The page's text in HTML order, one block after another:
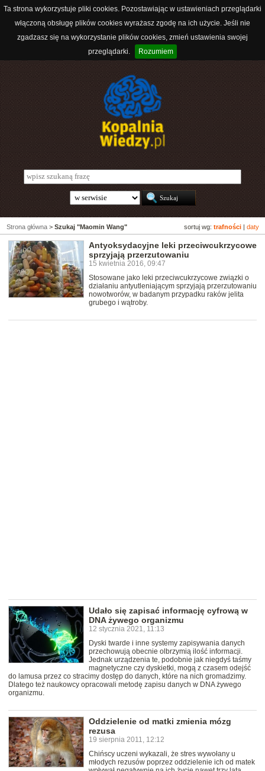
Ta strona wykorzystuje pliki cookies. Pozostawiając w ustawieniach przeglądarki
włączoną obsługę plików cookies wyrażasz zgodę na ich użycie. Jeśli nie
zgadzasz się na wykorzystanie plików cookies, zmień ustawienia swojej
przeglądarki.
Rozumiem
sortuj wg: trafności daty
Strona główna > Szukaj "Maomin Wang"
Antyoksydacyjne leki przeciwcukrzycowe
sprzyjają przerzutowaniu
15 kwietnia 2016, 09:47
Stosowane jako leki przeciwcukrzycowe związki o
działaniu antyutleniającym sprzyjają przerzutowaniu
nowotworów, w badanym przypadku raków jelita
grubego i wątroby.
Udało się zapisać informację cyfrową w
DNA żywego organizmu
12 stycznia 2021, 11:13
Dyski twarde i inne systemy zapisywania danych
przechowują obecnie olbrzymią ilość informacji.
Jednak urządzenia te, podobnie jak niegdyś taśmy
magnetyczne czy dyskietki, mogą z czasem odejść
do lamusa przez co stracimy dostęp do danych, które na nich gromadzimy.
Dlatego też naukowcy opracowali metodę zapisu danych w DNA żywego
organizmu.
Oddzielenie od matki zmienia mózg
rezusa
19 sierpnia 2011, 12:12
Chińscy uczeni wykazali, że stres wywołany u
młodych rezusów poprzez oddzielenie ich od matek